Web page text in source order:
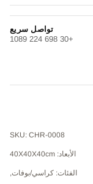
تواصل سريع
+30 698 224 1089
SKU: CHR-0008
الأبعاد: 40X40X40cm
الفئات: كراسي/بوفات,